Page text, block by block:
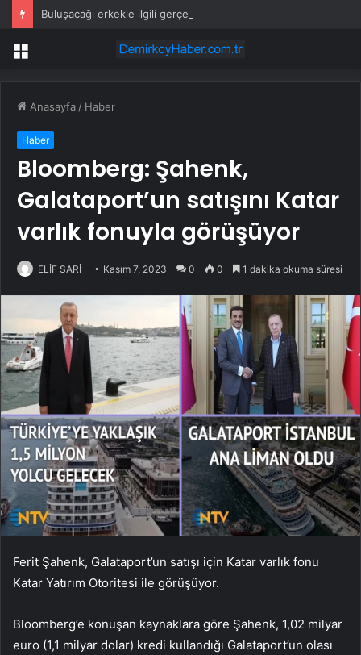
Menü
Anasayfa / Haber
Haber
Bloomberg: Şahenk,
Galataport’un satışını Katar
varlık fonuyla görüşüyor
ELİF SARİ Kasım 7, 2023 0 0 1 dakika okuma süresi
Ferit Şahenk, Galataport’un satışı için Katar varlık fonu
Katar Yatırım Otoritesi ile görüşüyor.
Bloomberg’e konuşan kaynaklara göre Şahenk, 1,02 milyar
euro (1,1 milyar dolar) kredi kullandığı Galataport’un olası